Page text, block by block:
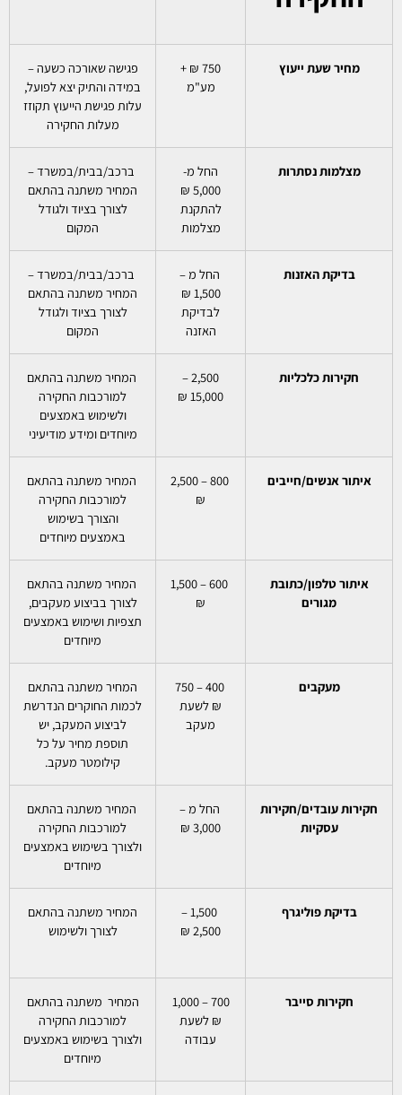
מחיר שעת ייעוץ
750 ₪ +
מע"מ
פגישה שאורכה כשעה –
במידה והתיק יצא לפועל,
עלות פגישת הייעוץ תקוזז
מעלות החקירה
מצלמות נסתרות
החל מ-
5,000 ₪
להתקנת
מצלמות
ברכב/בבית/במשרד –
המחיר משתנה בהתאם
לצורך בציוד ולגודל
המקום
בדיקת האזנות
החל מ –
1,500 ₪
לבדיקת
האזנה
ברכב/בבית/במשרד –
המחיר משתנה בהתאם
לצורך בציוד ולגודל
המקום
חקירות כלכליות
2,500 –
15,000 ₪
המחיר משתנה בהתאם
למורכבות החקירה
ולשימוש באמצעים
מיוחדים ומידע מודיעיני
איתור אנשים/חייבים
800 – 2,500
₪
המחיר משתנה בהתאם
למורכבות החקירה
והצורך בשימוש
באמצעים מיוחדים
איתור טלפון/כתובת
מגורים
600 – 1,500
₪
המחיר משתנה בהתאם
לצורך בביצוע מעקבים,
תצפיות ושימוש באמצעים
מיוחדים
מעקבים
400 – 750
₪ לשעת
מעקב
המחיר משתנה בהתאם
לכמות החוקרים הנדרשת
לביצוע המעקב, יש
תוספת מחיר על כל
קילומטר מעקב.
חקירות עובדים/חקירות
עסקיות
החל מ –
3,000 ₪
המחיר משתנה בהתאם
למורכבות החקירה
ולצורך בשימוש באמצעים
מיוחדים
בדיקת פוליגרף
1,500 –
2,500 ₪
המחיר משתנה בהתאם
לצורך ולשימוש
חקירות סייבר
700 – 1,000
₪ לשעת
עבודה
המחיר משתנה בהתאם
למורכבות החקירה
ולצורך בשימוש באמצעים
מיוחדים